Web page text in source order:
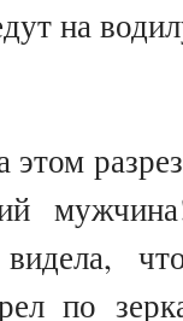
на
по